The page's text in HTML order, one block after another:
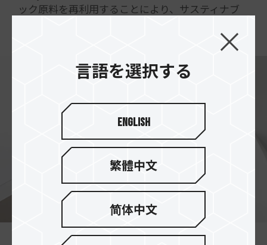
ック原料を再利用することにより、サスティナブ
言語を選択する
English
繁體中文
简体中文